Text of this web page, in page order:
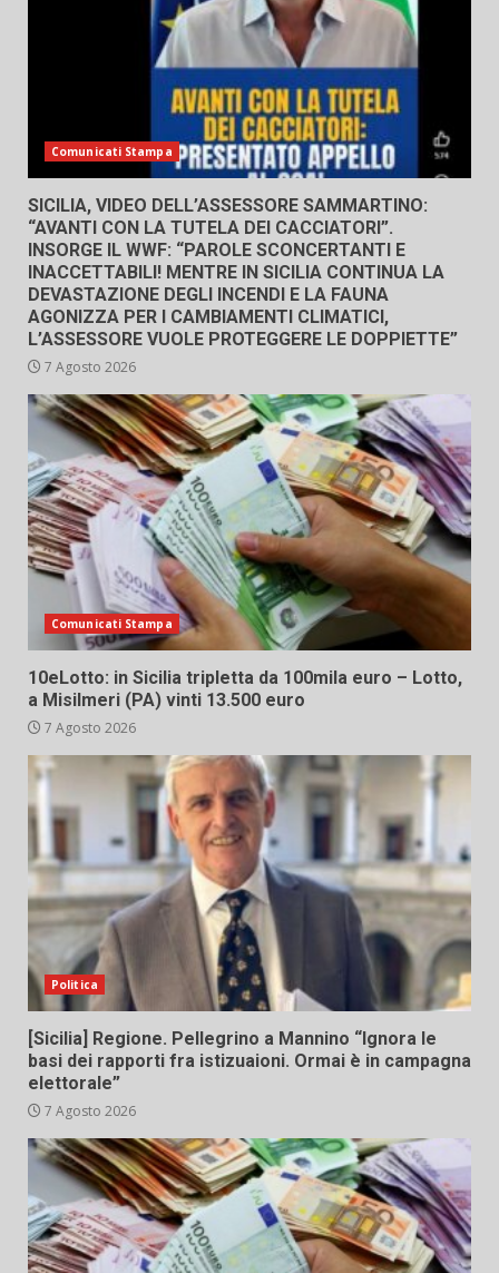
Comunicati Stampa
SICILIA, VIDEO DELL’ASSESSORE SAMMARTINO:
“AVANTI CON LA TUTELA DEI CACCIATORI”.
INSORGE IL WWF: “PAROLE SCONCERTANTI E
INACCETTABILI! MENTRE IN SICILIA CONTINUA LA
DEVASTAZIONE DEGLI INCENDI E LA FAUNA
AGONIZZA PER I CAMBIAMENTI CLIMATICI,
L’ASSESSORE VUOLE PROTEGGERE LE DOPPIETTE”
7 Agosto 2026
Comunicati Stampa
10eLotto: in Sicilia tripletta da 100mila euro – Lotto,
a Misilmeri (PA) vinti 13.500 euro
7 Agosto 2026
Politica
[Sicilia] Regione. Pellegrino a Mannino “Ignora le
basi dei rapporti fra istizuaioni. Ormai è in campagna
elettorale”
7 Agosto 2026